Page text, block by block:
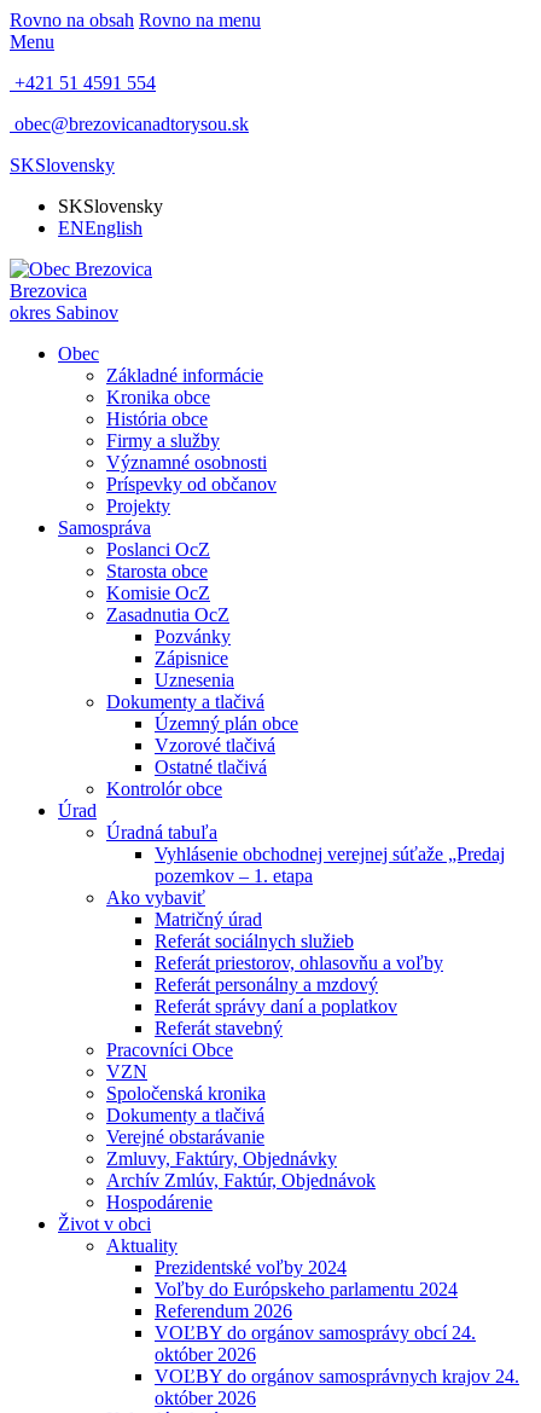
Rovno na obsah Rovno na menu
Menu
+421 51 4591 554
obec@brezovicanadtorysou.sk
SKSlovensky
SKSlovensky
ENEnglish
Brezovica
okres Sabinov
Obec
Základné informácie
Kronika obce
História obce
Firmy a služby
Významné osobnosti
Príspevky od občanov
Projekty
Samospráva
Poslanci OcZ
Starosta obce
Komisie OcZ
Zasadnutia OcZ
Pozvánky
Zápisnice
Uznesenia
Dokumenty a tlačivá
Územný plán obce
Vzorové tlačivá
Ostatné tlačivá
Kontrolór obce
Úrad
Úradná tabuľa
Vyhlásenie obchodnej verejnej súťaže „Predaj
pozemkov – 1. etapa
Ako vybaviť
Matričný úrad
Referát sociálnych služieb
Referát priestorov, ohlasovňu a voľby
Referát personálny a mzdový
Referát správy daní a poplatkov
Referát stavebný
Pracovníci Obce
VZN
Spoločenská kronika
Dokumenty a tlačivá
Verejné obstarávanie
Zmluvy, Faktúry, Objednávky
Archív Zmlúv, Faktúr, Objednávok
Hospodárenie
Život v obci
Aktuality
Prezidentské voľby 2024
Voľby do Európskeho parlamentu 2024
Referendum 2026
VOĽBY do orgánov samosprávy obcí 24.
október 2026
VOĽBY do orgánov samosprávnych krajov 24.
október 2026